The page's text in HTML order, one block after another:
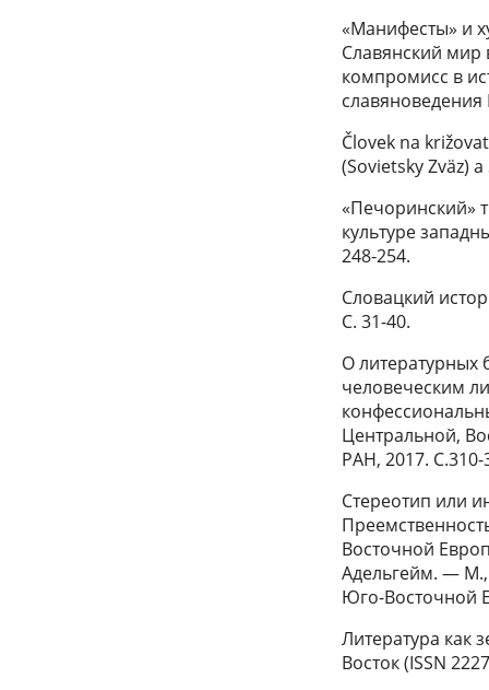
«Манифесты» и
Славянский мир
компромисс в
Človek na
(Sovietsky Zväz)
«Печоринский»
культуре
248-254.
Словацкий
С. 31-40.
О литературных
человеческим
Центральной,
РАН, 2017. С.310-
Стереотип или
Восточной
Адельгейм. —
Юго-Восточной
Литература как
Восток (ISSN